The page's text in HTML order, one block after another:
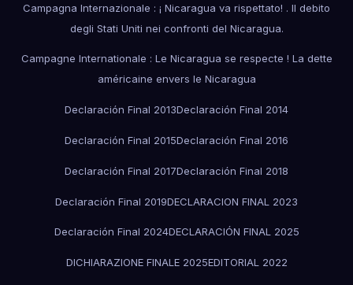
Campagna Internazionale : ¡ Nicaragua va rispettato! . Il debito
degli Stati Uniti nei confronti del Nicaragua.
Campagne Internationale : Le Nicaragua se respecte ! La dette
américaine envers le Nicaragua
Declaración Final 2013Declaración Final 2014
Declaración Final 2015Declaración Final 2016
Declaración Final 2017Declaración Final 2018
Declaración Final 2019DECLARACION FINAL 2023
Declaración Final 2024DECLARACIÓN FINAL 2025
DICHIARAZIONE FINALE 2025EDITORIAL 2022